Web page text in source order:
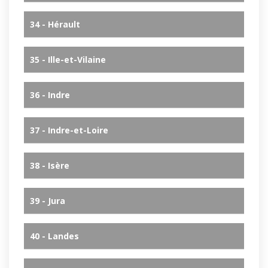
34 - Hérault
35 - Ille-et-Vilaine
36 - Indre
37 - Indre-et-Loire
38 - Isère
39 - Jura
40 - Landes